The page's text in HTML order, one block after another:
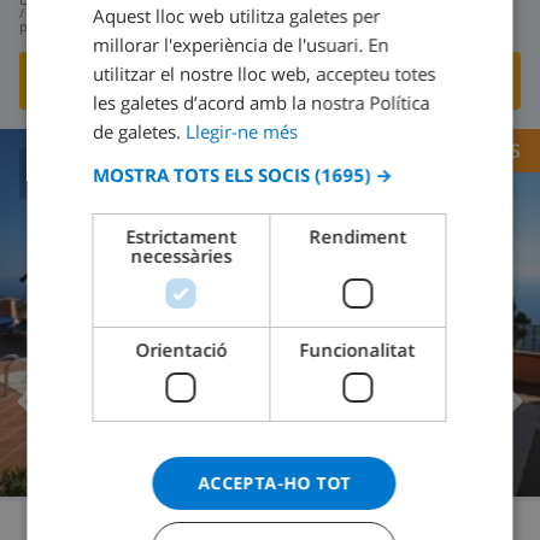
/
per dia 357,09 USD
MOSTRA AQUESTA VILLA›
209 RESSENYES
OPORTUNITATS
DUTCH
SPANISH
CATALAN
ITALIAN
NORWEGIAN
Aquest lloc web utilitza galetes per
millorar l'experiència de l'usuari. En
utilitzar el nostre lloc web, accepteu totes
les galetes d’acord amb la nostra Política
de galetes. Llegir-ne més
MOSTRA TOTS ELS SOCIS (1695) →
Estrictament
necessàries
Rendiment
Orientació Funcionalitat
ACCEPTA-HO TOT